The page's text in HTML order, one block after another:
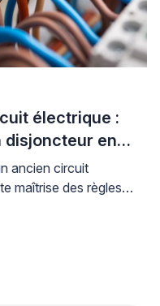
électrique :
en
ancien circuit
maîtrise des règles
100, car la